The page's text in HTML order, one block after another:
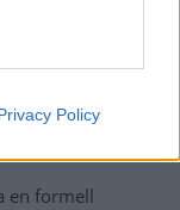
in below Google
Policy
att det statliga
en formell